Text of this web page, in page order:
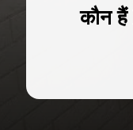
कौन